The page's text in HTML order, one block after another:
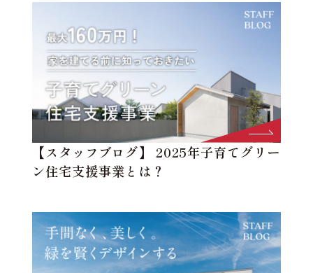
【スタッフブログ】 2025年子育てグリー
ン住宅支援事業とは？